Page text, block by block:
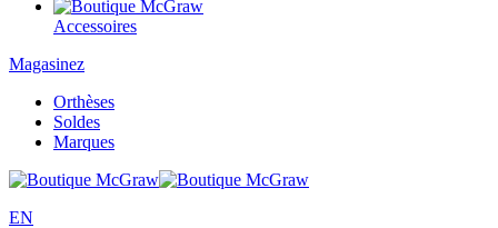
Accessoires
Magasinez
Orthèses
Soldes
Marques
EN